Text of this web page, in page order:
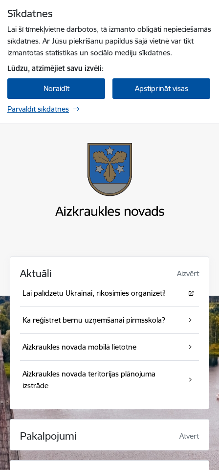
Sīkdatnes
Lai šī tīmekļvietne darbotos, tā izmanto obligāti nepieciešamās
sīkdatnes. Ar Jūsu piekrišanu papildus šajā vietnē var tikt
izmantotas statistikas un sociālo mediju sīkdatnes.
Lūdzu, atzīmējiet savu izvēli:
Noraidīt Apstiprināt visas
Pārvaldīt sīkdatnes
Aktuāli Aizvērt
Lai palīdzētu Ukrainai, rīkosimies organizēti!
Kā reģistrēt bērnu uzņemšanai pirmsskolā?
Aizkraukles novada mobilā lietotne
Aizkraukles novada teritorijas plānojuma
izstrāde
Pakalpojumi Atvērt